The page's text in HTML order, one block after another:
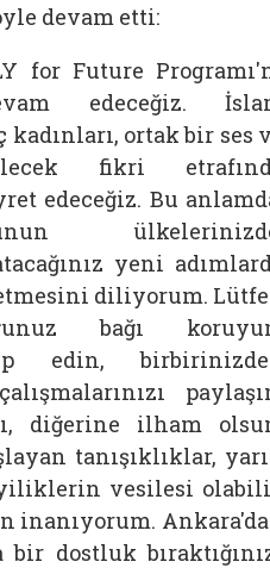
devam etti:
for Future
edeceğiz.
ortak bir ses
fikri
edeceğiz. Bu
yeni
diliyorum.
bağı
edin,
diğerine ilham
tanışıklıklar,
vesilesi
inanıyorum.
bir dostluk